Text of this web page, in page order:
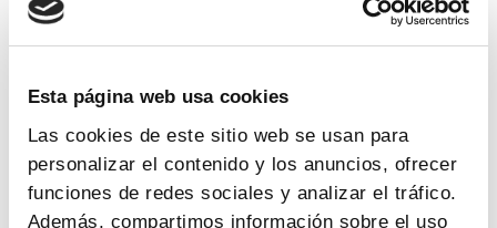
Esta página web usa cookies
Las cookies de este sitio web se usan para
personalizar el contenido y los anuncios, ofrecer
funciones de redes sociales y analizar el tráfico.
Además, compartimos información sobre el uso
Acceso Coronavirus Ensayos clínicos Farmaindustria
Legislación MedicamentosPacientes
INDICADORES